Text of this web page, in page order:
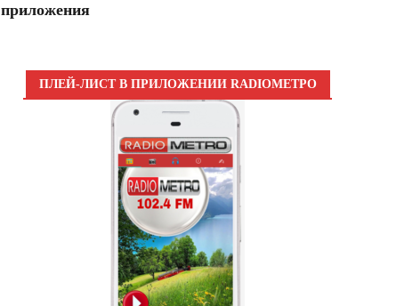
приложения
ПЛЕЙ-ЛИСТ В ПРИЛОЖЕНИИ RADIOМЕТРО